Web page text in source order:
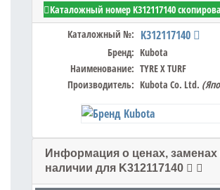
Kubota K312117140 - TYRE X
Каталожный №: K312117140
Бренд: Kubota
Наименование: TYRE X TURF
Производитель: Kubota Co. Ltd.
Каталожный номер K312117140
Информация о ценах, заменах
наличии для K312117140